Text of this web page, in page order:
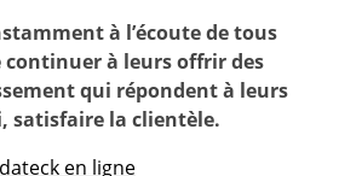
à l’écoute de tous
continuer à leurs offrir des
qui répondent à leurs
satisfaire la clientèle.
en ligne